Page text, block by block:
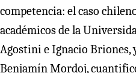
competencia: el caso
académicos de la
Agostini e Ignacio Briones,
Benjamín Mordoj,